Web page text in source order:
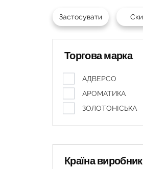
Торгова марка
АДВЕРСО
АРОМАТИКА
ЗОЛОТОНІСЬКА
Країна виробник